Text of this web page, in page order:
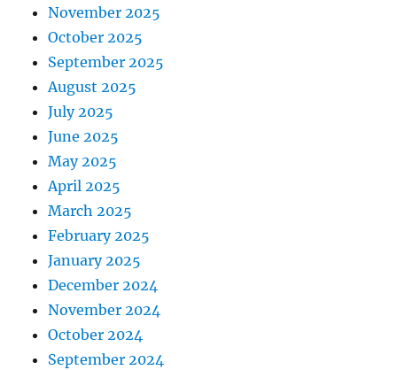
November 2025
October 2025
September 2025
August 2025
July 2025
June 2025
May 2025
April 2025
March 2025
February 2025
January 2025
December 2024
November 2024
October 2024
September 2024